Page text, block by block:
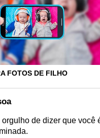
FOTOS DE FILHO
orgulho de dizer que você